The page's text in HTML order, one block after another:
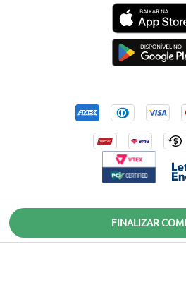
FINALIZAR
Seja muito bem-vinda ao site oficial da Soulier!
femininos para completar
elegância. Confira nossossapatos de salto,